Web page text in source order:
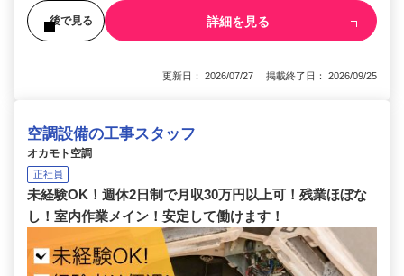
後で見る 詳細を見る
更新日： 2026/07/27 掲載終了日： 2026/09/25
空調設備の工事スタッフ
オカモト空調
正社員
未経験OK！週休2日制で月収30万円以上可！残業ほぼな
し！室内作業メイン！安定して働けます！